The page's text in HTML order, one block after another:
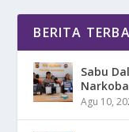
BERITA
Sabu
Agu 10,